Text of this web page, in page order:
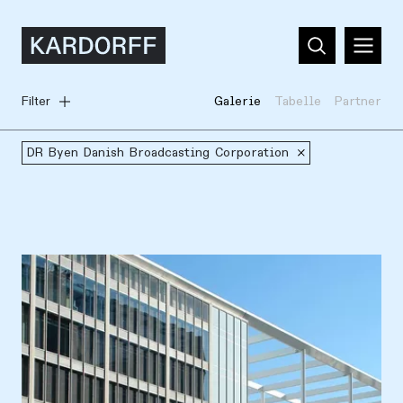
Filter Galerie Tabelle Partner
DR Byen Danish Broadcasting Corporation